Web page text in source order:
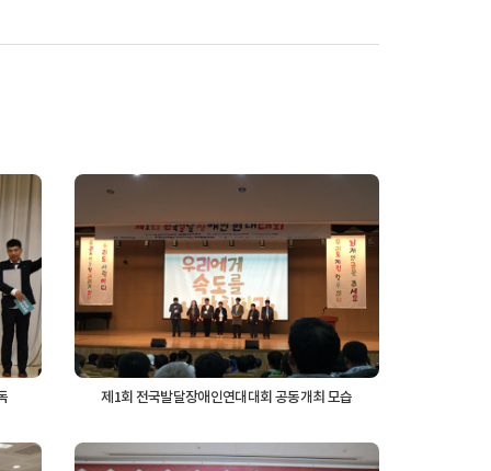
제1회 전국발달장애인연대대회 공동개최 모습